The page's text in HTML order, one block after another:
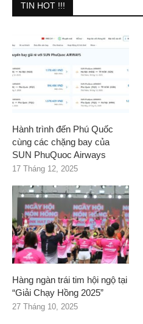
TIN HOT !!!
Hành trình đến Phú Quốc
cùng các chặng bay của
SUN PhuQuoc Airways
17 Tháng 12, 2025
Hàng ngàn trái tim hội ngộ tại
“Giải Chạy Hồng 2025”
27 Tháng 10, 2025